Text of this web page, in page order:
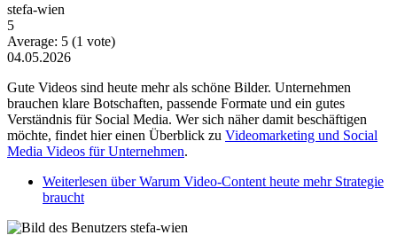
stefa-wien
5
Average: 5 (1 vote)
04.05.2026
Gute Videos sind heute mehr als schöne Bilder. Unternehmen
brauchen klare Botschaften, passende Formate und ein gutes
Verständnis für Social Media. Wer sich näher damit beschäftigen
möchte, findet hier einen Überblick zu Videomarketing und Social
Media Videos für Unternehmen.
Weiterlesen über Warum Video-Content heute mehr Strategie
braucht